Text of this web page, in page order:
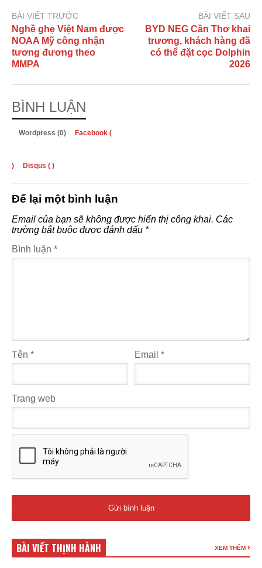
BÀI VIẾT TRƯỚC
Nghề ghẹ Việt Nam được
NOAA Mỹ công nhận
tương đương theo
MMPA
BÀI VIẾT SAU
BYD NEG Cần Thơ khai
trương, khách hàng đã
có thể đặt cọc Dolphin
2026
BÌNH LUẬN
Wordpress (0) Facebook (
) Disqus ( )
Để lại một bình luận
Email của bạn sẽ không được hiển thị công khai. Các
trường bắt buộc được đánh dấu *
Bình luận *
Tên * Email*
Trang web
BÀI VIẾT THỊNH HÀNH XEM THÊM